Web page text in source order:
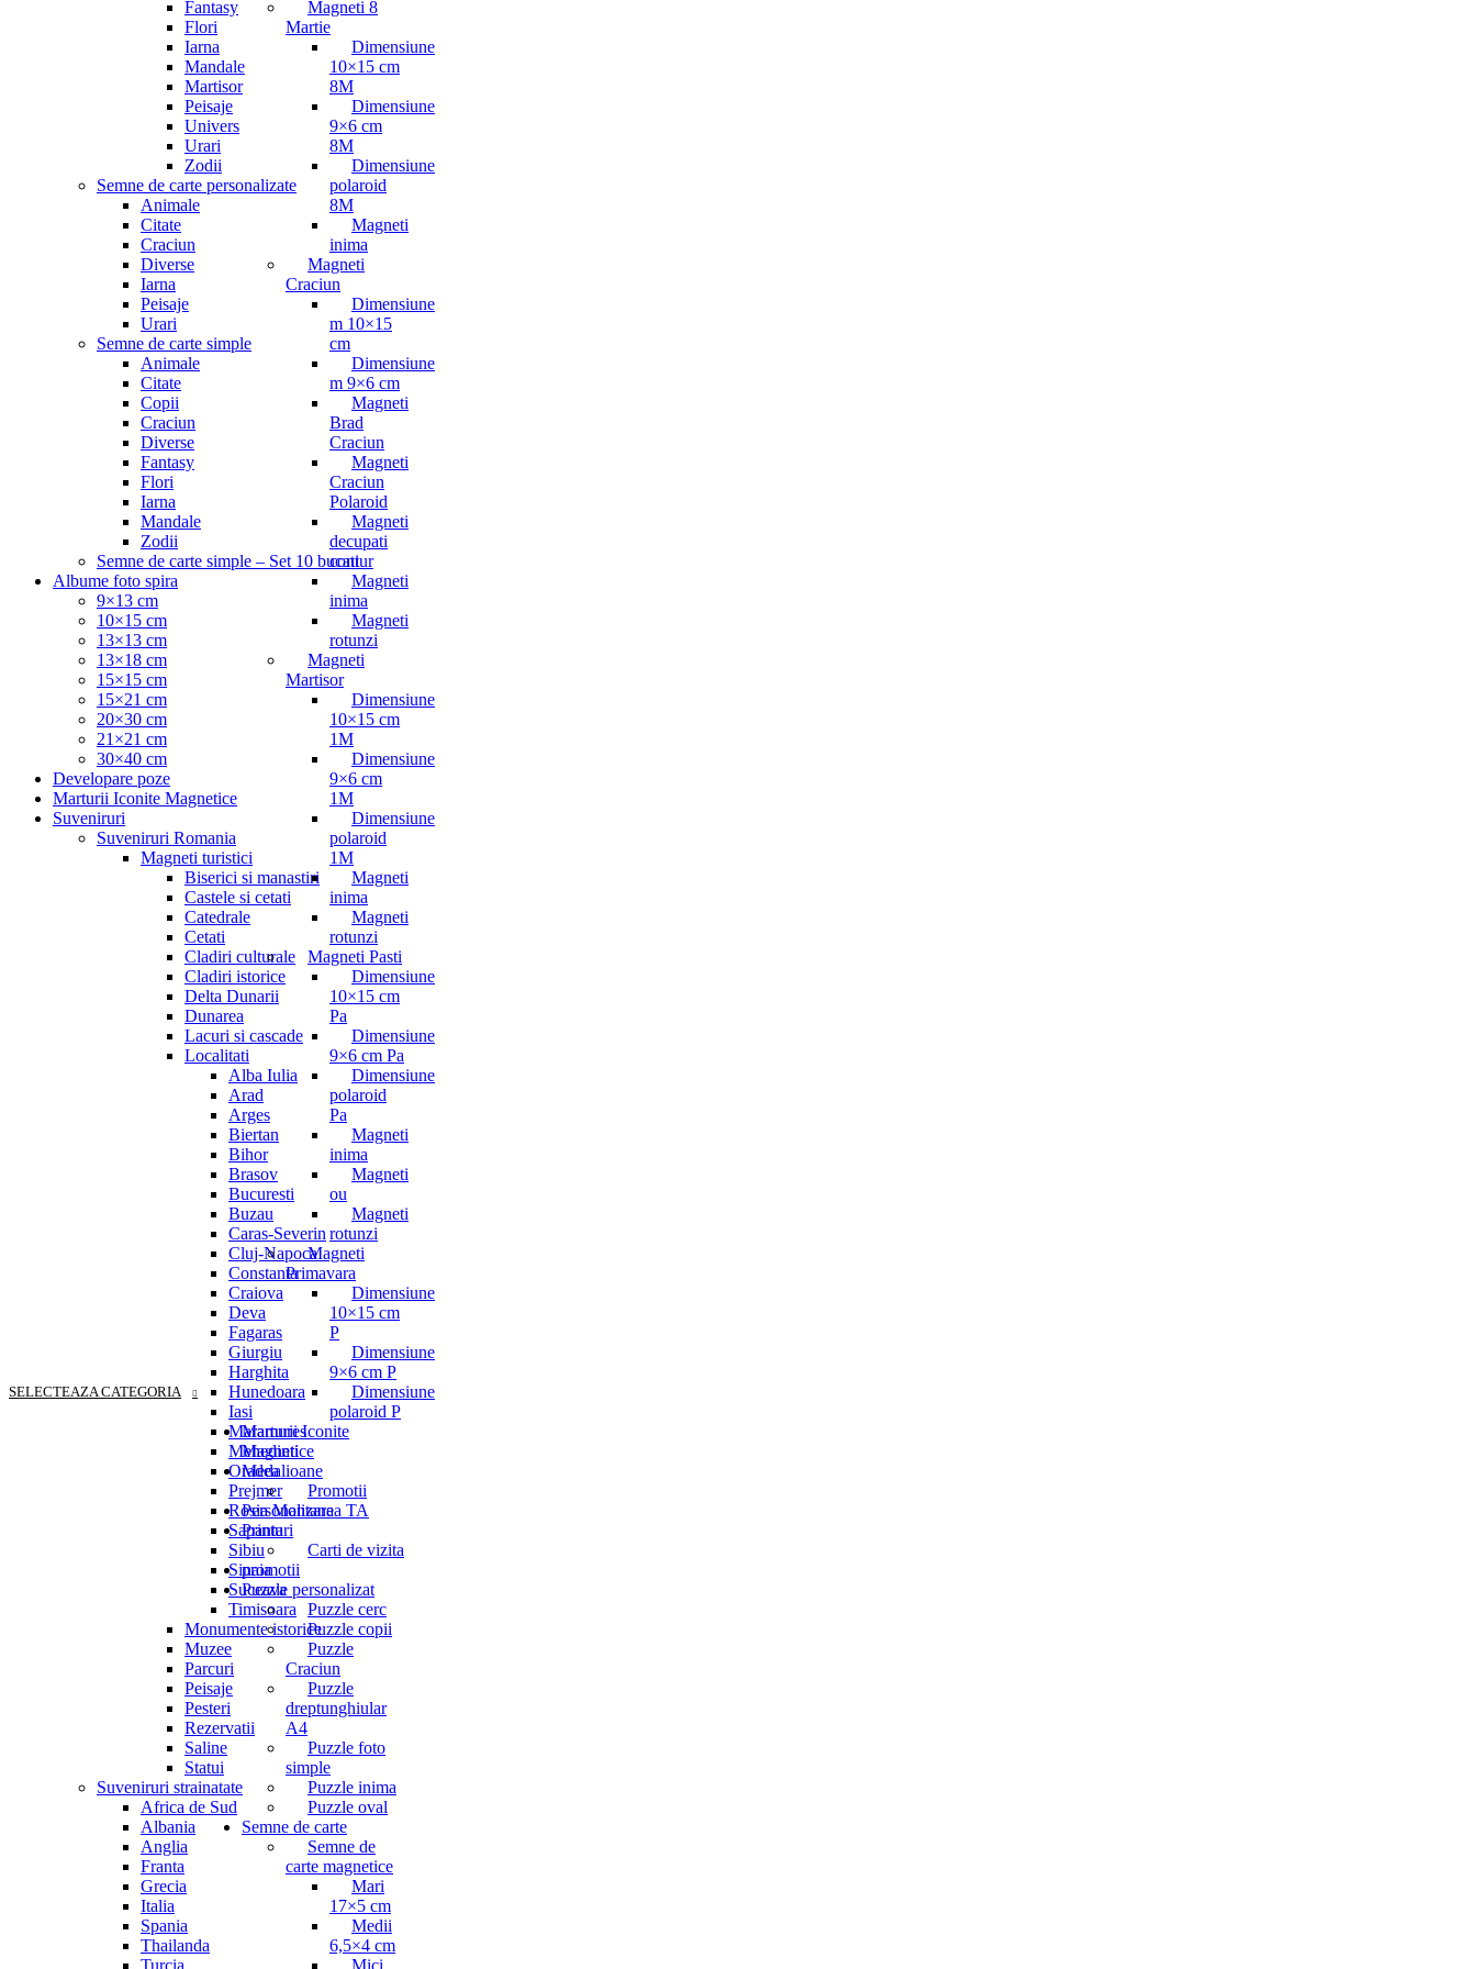
SELECTEAZA CATEGORIA
Magneti 8
Martie
Dimensiune
10×15 cm
8M
Dimensiune
9×6 cm
8M
Dimensiune
polaroid
8M
Magneti
inima
Magneti
Craciun
Dimensiune
m 10×15
cm
Dimensiune
m 9×6 cm
Magneti
Brad
Craciun
Magneti
Craciun
Polaroid
Magneti
decupati
contur
Magneti
inima
Magneti
rotunzi
Magneti
Martisor
Dimensiune
10×15 cm
1M
Dimensiune
9×6 cm
1M
Dimensiune
polaroid
1M
Magneti
inima
Magneti
rotunzi
Magneti Pasti
Dimensiune
10×15 cm
Pa
Dimensiune
9×6 cm Pa
Dimensiune
polaroid
Pa
Magneti
inima
Magneti
ou
Magneti
rotunzi
Magneti
Primavara
Dimensiune
10×15 cm
P
Dimensiune
9×6 cm P
Dimensiune
polaroid P
Marturii Iconite
Magnetice
Medalioane
Promotii
Personalizarea TA
Printuri
Carti de vizita
promotii
Puzzle personalizat
Puzzle cerc
Puzzle copii
Puzzle
Craciun
Puzzle
dreptunghiular
A4
Puzzle foto
simple
Puzzle inima
Puzzle oval
Semne de carte
Semne de
carte magnetice
Mari
17×5 cm
Medii
6,5×4 cm
Mici
Fantasy
Flori
Iarna
Mandale
Martisor
Peisaje
Univers
Urari
Zodii
Semne de carte personalizate
Animale
Citate
Craciun
Diverse
Iarna
Peisaje
Urari
Semne de carte simple
Animale
Citate
Copii
Craciun
Diverse
Fantasy
Flori
Iarna
Mandale
Zodii
Semne de carte simple – Set 10 bucati
Albume foto spira
9×13 cm
10×15 cm
13×13 cm
13×18 cm
15×15 cm
15×21 cm
20×30 cm
21×21 cm
30×40 cm
Developare poze
Marturii Iconite Magnetice
Suveniruri
Suveniruri Romania
Magneti turistici
Biserici si manastiri
Castele si cetati
Catedrale
Cetati
Cladiri culturale
Cladiri istorice
Delta Dunarii
Dunarea
Lacuri si cascade
Localitati
Alba Iulia
Arad
Arges
Biertan
Bihor
Brasov
Bucuresti
Buzau
Caras-Severin
Cluj-Napoca
Constanta
Craiova
Deva
Fagaras
Giurgiu
Harghita
Hunedoara
Iasi
Maramures
Mehedinti
Oradea
Prejmer
Rosia Montana
Sapanta
Sibiu
Sinaia
Suceava
Timisoara
Monumente istorice
Muzee
Parcuri
Peisaje
Pesteri
Rezervatii
Saline
Statui
Suveniruri strainatate
Africa de Sud
Albania
Anglia
Franta
Grecia
Italia
Spania
Thailanda
Turcia